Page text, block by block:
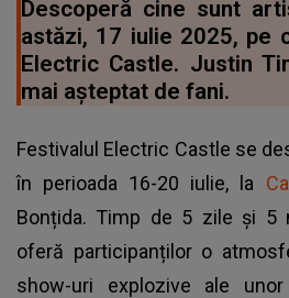
Descoperă cine sunt
astăzi, 17 iulie 2025, pe
Electric Castle. Justin
mai așteptat de fani.
Festivalul Electric Castle se
în perioada 16-20 iulie, la
Bonțida. Timp de 5 zile și 5
oferă participanților o
show-uri explozive ale